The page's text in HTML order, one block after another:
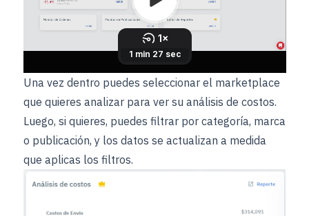
Una vez dentro puedes seleccionar el marketplace
que quieres analizar para ver su análisis de costos.
Luego, si quieres, puedes filtrar por categoría, marca
o publicación, y los datos se actualizan a medida
que aplicas los filtros.